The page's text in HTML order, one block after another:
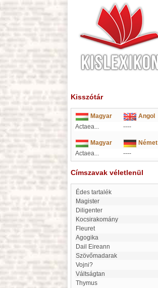
Kisszótár
Magyar
Angol
Actaea...
----
Magyar
Német
Actaea...
----
Címszavak véletlenül
Édes tartalék
Magister
diligenter
Kocsirakomány
Fleuret
agogika
Dail Eireann
Szövőmadarak
Vojni?
Váltságtan
Thymus